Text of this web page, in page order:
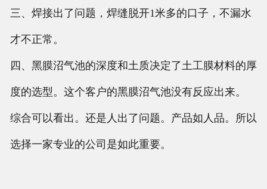
三、焊接出了问题，焊缝脱开1米多的口子，不漏水
才不正常。
四、黑膜沼气池的深度和土质决定了土工膜材料的厚
度的选型。这个客户的黑膜沼气池没有反应出来。
综合可以看出。还是人出了问题。产品如人品。所以
选择一家专业的公司是如此重要。